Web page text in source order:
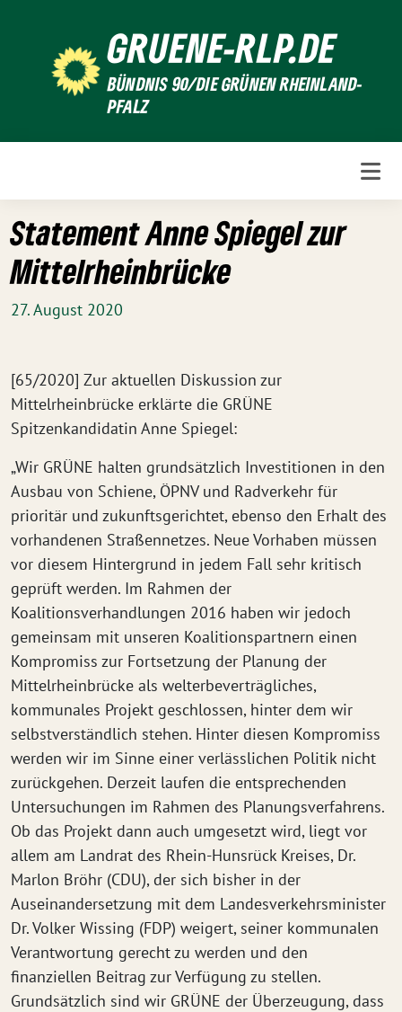
GRUENE-RLP.DE
BÜNDNIS 90/DIE GRÜNEN RHEINLAND-
PFALZ
Statement Anne Spiegel zur
Mittelrheinbrücke
27. August 2020
[65/2020] Zur aktuellen Diskussion zur
Mittelrheinbrücke erklärte die GRÜNE
Spitzenkandidatin Anne Spiegel:
„Wir GRÜNE halten grundsätzlich Investitionen in den
Ausbau von Schiene, ÖPNV und Radverkehr für
prioritär und zukunftsgerichtet, ebenso den Erhalt des
vorhandenen Straßennetzes. Neue Vorhaben müssen
vor diesem Hintergrund in jedem Fall sehr kritisch
geprüft werden. Im Rahmen der
Koalitionsverhandlungen 2016 haben wir jedoch
gemeinsam mit unseren Koalitionspartnern einen
Kompromiss zur Fortsetzung der Planung der
Mittelrheinbrücke als welterbeverträgliches,
kommunales Projekt geschlossen, hinter dem wir
selbstverständlich stehen. Hinter diesen Kompromiss
werden wir im Sinne einer verlässlichen Politik nicht
zurückgehen. Derzeit laufen die entsprechenden
Untersuchungen im Rahmen des Planungsverfahrens.
Ob das Projekt dann auch umgesetzt wird, liegt vor
allem am Landrat des Rhein-Hunsrück Kreises, Dr.
Marlon Bröhr (CDU), der sich bisher in der
Auseinandersetzung mit dem Landesverkehrsminister
Dr. Volker Wissing (FDP) weigert, seiner kommunalen
Verantwortung gerecht zu werden und den
finanziellen Beitrag zur Verfügung zu stellen.
Grundsätzlich sind wir GRÜNE der Überzeugung, dass